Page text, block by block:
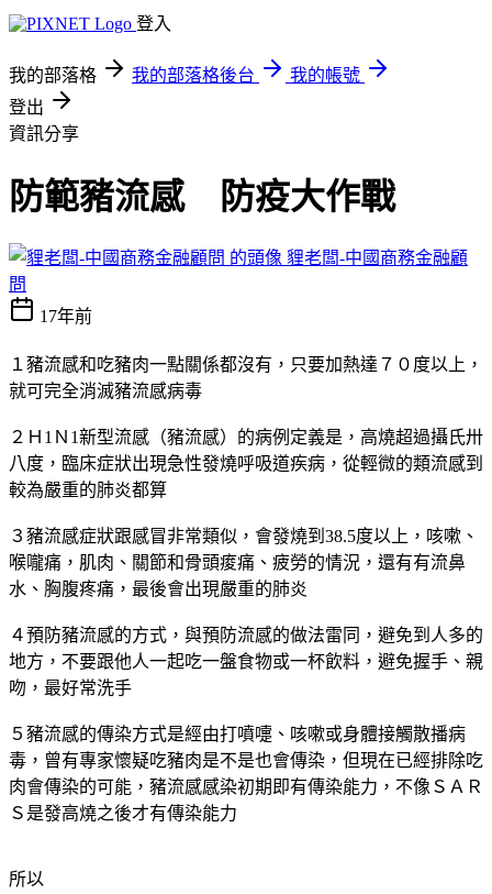
登入
我的部落格 我的部落格後台
我的帳號
登出
資訊分享
防範豬流感 防疫大作戰
貍老闆-中國商務金融顧
問
17年前
１豬流感和吃豬肉一點關係都沒有，只要加熱達７０度以上，
就可完全消滅豬流感病毒
２Ｈ1Ｎ1新型流感（豬流感）的病例定義是，高燒超過攝氏卅
八度，臨床症狀出現急性發燒呼吸道疾病，從輕微的類流感到
較為嚴重的肺炎都算
３豬流感症狀跟感冒非常類似，會發燒到38.5度以上，咳嗽、
喉嚨痛，肌肉、關節和骨頭痠痛、疲勞的情況，還有有流鼻
水、胸腹疼痛，最後會出現嚴重的肺炎
４預防豬流感的方式，與預防流感的做法雷同，避免到人多的
地方，不要跟他人一起吃一盤食物或一杯飲料，避免握手、親
吻，最好常洗手
５豬流感的傳染方式是經由打噴嚏、咳嗽或身體接觸散播病
毒，曾有專家懷疑吃豬肉是不是也會傳染，但現在已經排除吃
肉會傳染的可能，豬流感感染初期即有傳染能力，不像ＳＡＲ
Ｓ是發高燒之後才有傳染能力
所以